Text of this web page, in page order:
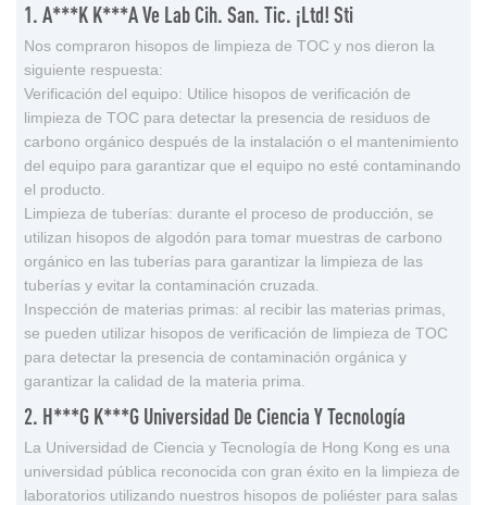
1. A***k K***a Ve Lab Cih. San. Tic. ¡Ltd! Sti
Nos compraron hisopos de limpieza de TOC y nos dieron la
siguiente respuesta:
Verificación del equipo: Utilice hisopos de verificación de
limpieza de TOC para detectar la presencia de residuos de
carbono orgánico después de la instalación o el mantenimiento
del equipo para garantizar que el equipo no esté contaminando
el producto.
Limpieza de tuberías: durante el proceso de producción, se
utilizan hisopos de algodón para tomar muestras de carbono
orgánico en las tuberías para garantizar la limpieza de las
tuberías y evitar la contaminación cruzada.
Inspección de materias primas: al recibir las materias primas,
se pueden utilizar hisopos de verificación de limpieza de TOC
para detectar la presencia de contaminación orgánica y
garantizar la calidad de la materia prima.
2. H***g K***g Universidad De Ciencia Y Tecnología
La Universidad de Ciencia y Tecnología de Hong Kong es una
universidad pública reconocida con gran éxito en la limpieza de
laboratorios utilizando nuestros hisopos de poliéster para salas